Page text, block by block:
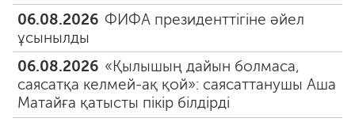
06.08.2026 ФИФА президенттігіне әйел
ұсынылды
06.08.2026 «Қылышың дайын болмаса,
саясатқа келмей-ақ қой»: саясаттанушы Аша
Матайға қатысты пікір білдірді